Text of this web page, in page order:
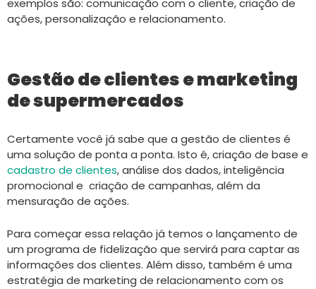
exemplos são: comunicação com o cliente, criação de
ações, personalização e relacionamento.
Gestão de clientes e marketing
de supermercados
Certamente você já sabe que a gestão de clientes é
uma solução de ponta a ponta. Isto é, criação de base e
cadastro de clientes, análise dos dados, inteligência
promocional e criação de campanhas, além da
mensuração de ações.
Para começar essa relação já temos o lançamento de
um programa de fidelização que servirá para captar as
informações dos clientes. Além disso, também é uma
estratégia de marketing de relacionamento com os